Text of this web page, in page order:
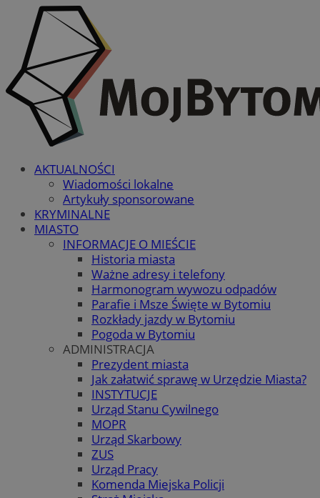
AKTUALNOŚCI
Wiadomości lokalne
Artykuły sponsorowane
KRYMINALNE
MIASTO
INFORMACJE O MIEŚCIE
Historia miasta
Ważne adresy i telefony
Harmonogram wywozu odpadów
Parafie i Msze Święte w Bytomiu
Rozkłady jazdy w Bytomiu
Pogoda w Bytomiu
ADMINISTRACJA
Prezydent miasta
Jak załatwić sprawę w Urzędzie Miasta?
INSTYTUCJE
Urząd Stanu Cywilnego
MOPR
Urząd Skarbowy
ZUS
Urząd Pracy
Komenda Miejska Policji